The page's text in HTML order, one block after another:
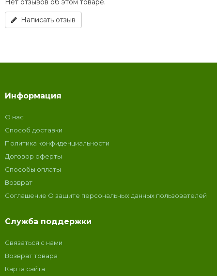
Нет отзывов об этом товаре.
Написать отзыв
Информация
О нас
Способ доставки
Политика конфиденциальности
Договор оферты
Способы оплаты
Возврат
Соглашение О защите персональных данных пользователей
Служба поддержки
Связаться с нами
Возврат товара
Карта сайта